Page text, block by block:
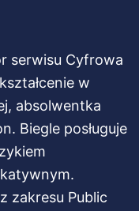
serwisu Cyfrowa
w
absolwentka
Biegle posługuje
zakresu Public